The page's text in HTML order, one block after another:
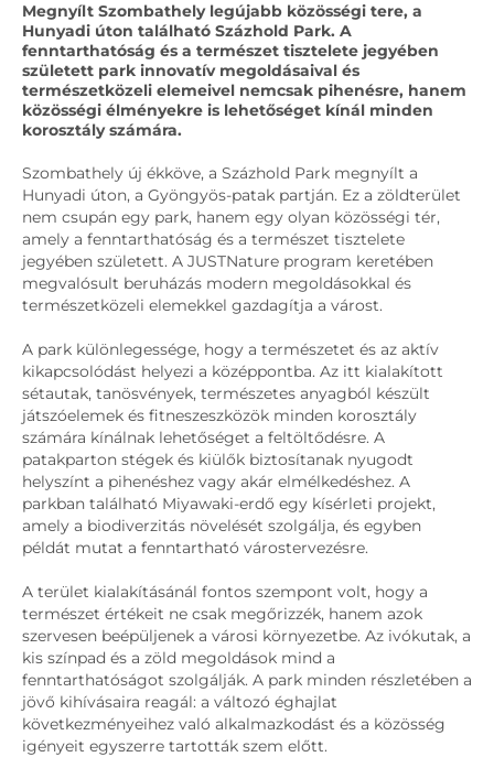
Megnyílt Szombathely legújabb közösségi tere, a
Hunyadi úton található Százhold Park. A
fenntarthatóság és a természet tisztelete jegyében
született park innovatív megoldásaival és
természetközeli elemeivel nemcsak pihenésre, hanem
közösségi élményekre is lehetőséget kínál minden
korosztály számára.
Szombathely új ékköve, a Százhold Park megnyílt a
Hunyadi úton, a Gyöngyös-patak partján. Ez a zöldterület
nem csupán egy park, hanem egy olyan közösségi tér,
amely a fenntarthatóság és a természet tisztelete
jegyében született. A JUSTNature program keretében
megvalósult beruházás modern megoldásokkal és
természetközeli elemekkel gazdagítja a várost.
A park különlegessége, hogy a természetet és az aktív
kikapcsolódást helyezi a középpontba. Az itt kialakított
sétautak, tanösvények, természetes anyagból készült
játszóelemek és fitneszeszközök minden korosztály
számára kínálnak lehetőséget a feltöltődésre. A
patakparton stégek és kiülők biztosítanak nyugodt
helyszínt a pihenéshez vagy akár elmélkedéshez. A
parkban található Miyawaki-erdő egy kísérleti projekt,
amely a biodiverzitás növelését szolgálja, és egyben
példát mutat a fenntartható várostervezésre.
A terület kialakításánál fontos szempont volt, hogy a
természet értékeit ne csak megőrizzék, hanem azok
szervesen beépüljenek a városi környezetbe. Az ivókutak, a
kis színpad és a zöld megoldások mind a
fenntarthatóságot szolgálják. A park minden részletében a
jövő kihívásaira reagál: a változó éghajlat
következményeihez való alkalmazkodást és a közösség
igényeit egyszerre tartották szem előtt.